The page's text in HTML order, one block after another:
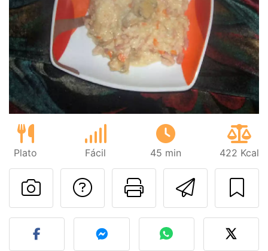
Plato Fácil 45 min 422 Kcal
Imprimir
Preguntar al autor
Publicar la foto de esta